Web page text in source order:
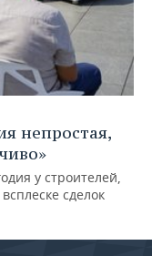
непростая,
у строителей,
сделок